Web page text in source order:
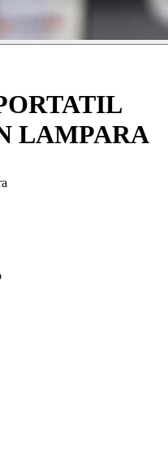
LAMPARA